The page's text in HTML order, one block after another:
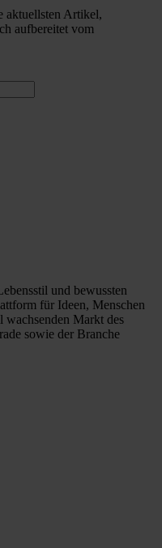
aktuellsten Artikel,
aufbereitet vom
und bewussten
für Ideen, Menschen
wachsenden Markt des
sowie der Branche